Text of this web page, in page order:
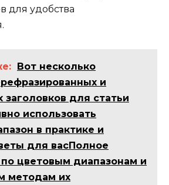
для удобства
Вот несколько
и
для статьи
использовать
в практике и
для васПолное
цветовым диапазонам и
методам их